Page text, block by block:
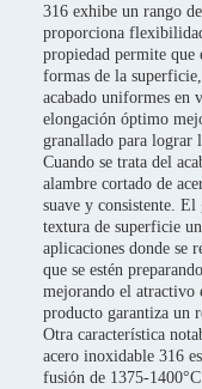
316 exhibe un rango
proporciona
propiedad permite que
formas de la
acabado uniformes en
elongación óptimo
granallado para lograr
Cuando se trata del
alambre cortado de
suave y consistente. El
textura de superficie
aplicaciones donde se
que se estén
mejorando el atractivo
producto garantiza un
Otra característica
acero inoxidable 316
fusión de 1375-